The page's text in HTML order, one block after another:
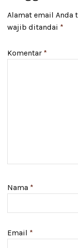
Alamat email
wajib ditandai *
Komentar *
Nama *
Email *